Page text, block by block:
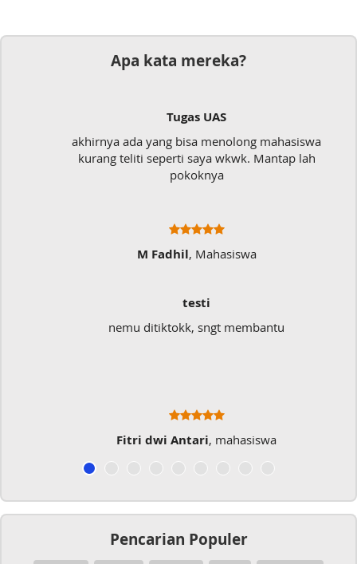
Apa kata mereka?
Tugas UAS
akhirnya ada yang bisa menolong mahasiswa
kurang teliti seperti saya wkwk. Mantap lah
pokoknya
M Fadhil, Mahasiswa
testi
nemu ditiktokk, sngt membantu
Fitri dwi Antari, mahasiswa
Pencarian Populer